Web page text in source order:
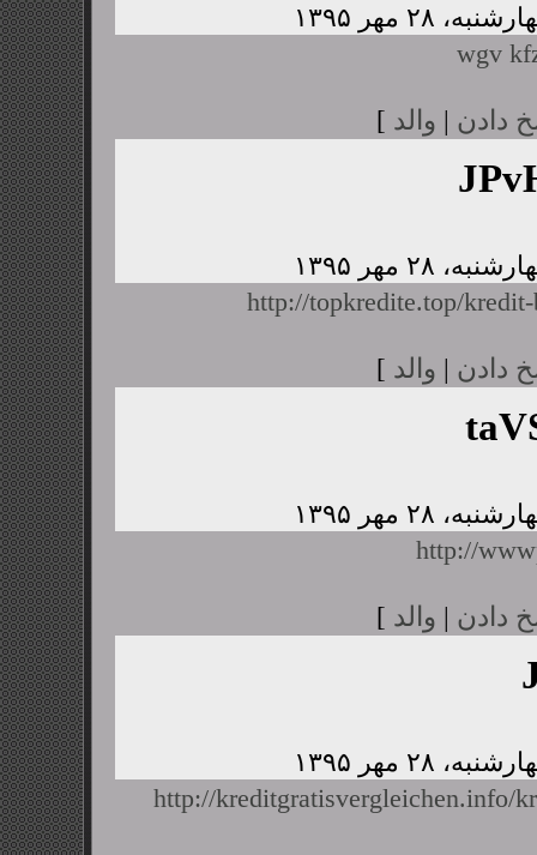
wgv
دادن | والد ]
http://topkredite.top/
دادن | والد ]
http://
دادن | والد ]
http://kreditgratisvergleichen.info/